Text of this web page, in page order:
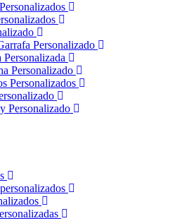
Personalizado
Personalizado
Personalizados
Personalizado